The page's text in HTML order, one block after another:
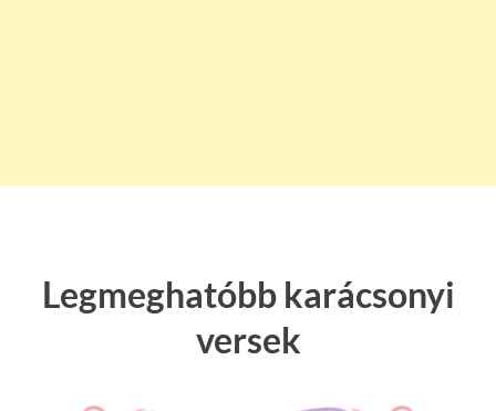
Legmeghatóbb karácsonyi
versek